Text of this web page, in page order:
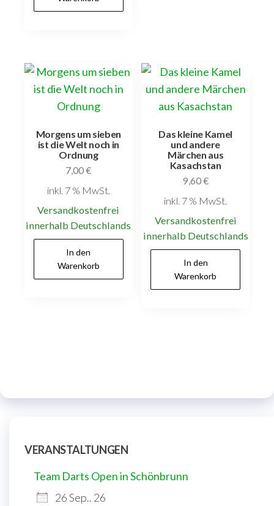
Morgens um sieben
ist die Welt noch in
Ordnung
7,00€
inkl. 7 % MwSt.
Versandkostenfrei
innerhalb Deutschlands
In den
Warenkorb
Das kleine Kamel
und andere
Märchen aus
Kasachstan
9,60€
inkl. 7 % MwSt.
Versandkostenfrei
innerhalb Deutschlands
In den
Warenkorb
VERANSTALTUNGEN
Team Darts Open in Schönbrunn
26 Sep.. 26